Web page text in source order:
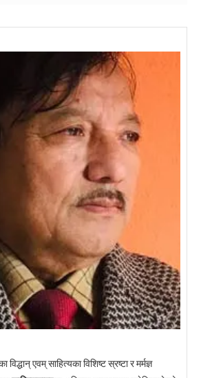
एवम् साहित्यका विशिष्ट स्रष्टा र मर्मज्ञ